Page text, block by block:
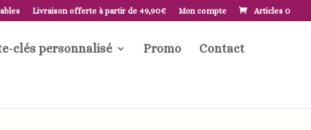
Livraison offerte à partir de 49,90€ Mon compte Articles 0
clés personnalisé Promo Contact